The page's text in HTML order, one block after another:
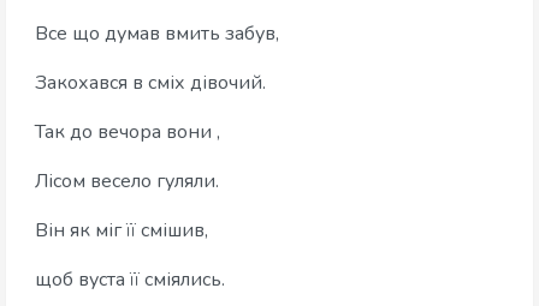
Все що думав вмить забув,
Закохався в сміх дівочий.
Так до вечора вони ,
Лісом весело гуляли.
Він як міг її смішив,
щоб вуста її сміялись.